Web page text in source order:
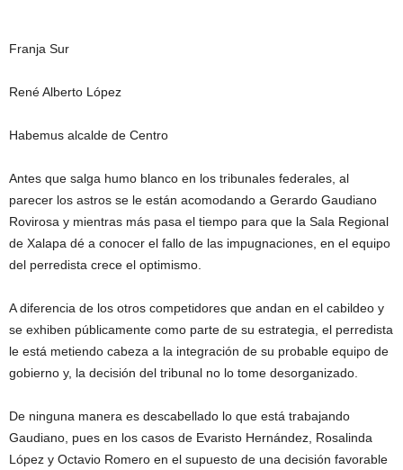
Franja Sur
René Alberto López
Habemus alcalde de Centro
Antes que salga humo blanco en los tribunales federales, al
parecer los astros se le están acomodando a Gerardo Gaudiano
Rovirosa y mientras más pasa el tiempo para que la Sala Regional
de Xalapa dé a conocer el fallo de las impugnaciones, en el equipo
del perredista crece el optimismo.
A diferencia de los otros competidores que andan en el cabildeo y
se exhiben públicamente como parte de su estrategia, el perredista
le está metiendo cabeza a la integración de su probable equipo de
gobierno y, la decisión del tribunal no lo tome desorganizado.
De ninguna manera es descabellado lo que está trabajando
Gaudiano, pues en los casos de Evaristo Hernández, Rosalinda
López y Octavio Romero en el supuesto de una decisión favorable